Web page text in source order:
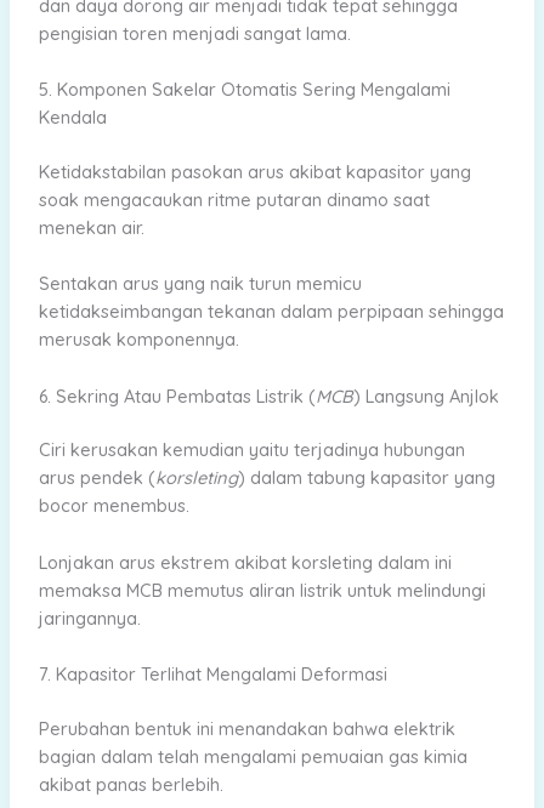
dan daya dorong air menjadi tidak tepat sehingga
pengisian toren menjadi sangat lama.
5. Komponen Sakelar Otomatis Sering Mengalami
Kendala
Ketidakstabilan pasokan arus akibat kapasitor yang
soak mengacaukan ritme putaran dinamo saat
menekan air.
Sentakan arus yang naik turun memicu
ketidakseimbangan tekanan dalam perpipaan sehingga
merusak komponennya.
6. Sekring Atau Pembatas Listrik (MCB) Langsung Anjlok
Ciri kerusakan kemudian yaitu terjadinya hubungan
arus pendek (korsleting) dalam tabung kapasitor yang
bocor menembus.
Lonjakan arus ekstrem akibat korsleting dalam ini
memaksa MCB memutus aliran listrik untuk melindungi
jaringannya.
7. Kapasitor Terlihat Mengalami Deformasi
Perubahan bentuk ini menandakan bahwa elektrik
bagian dalam telah mengalami pemuaian gas kimia
akibat panas berlebih.